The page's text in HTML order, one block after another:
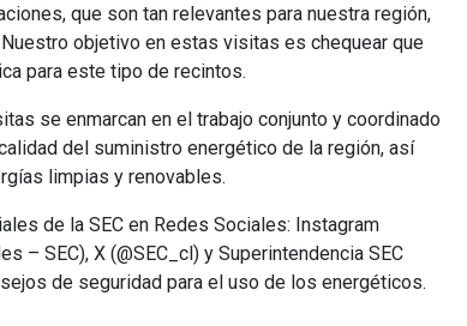
que son tan relevantes para nuestra región,
objetivo en estas visitas es chequear que
para este tipo de recintos.
se enmarcan en el trabajo conjunto y coordinado
del suministro energético de la región, así
limpias y renovables.
de la SEC en Redes Sociales: Instagram
– SEC), X (@SEC_cl) y Superintendencia SEC
de seguridad para el uso de los energéticos.